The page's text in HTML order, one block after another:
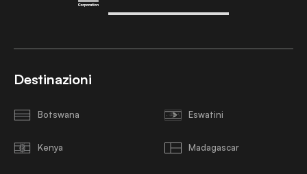
Destinazioni
Botswana Eswatini
Kenya Madagascar